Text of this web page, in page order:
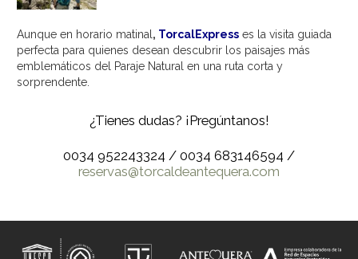
Aunque en horario matinal, TorcalExpress es la visita guiada
perfecta para quienes desean descubrir los paisajes más
emblemáticos del Paraje Natural en una ruta corta y
sorprendente.
¿Tienes dudas? ¡Pregúntanos!
0034 952243324 / 0034 683146594 /
reservas@torcaldeantequera.com